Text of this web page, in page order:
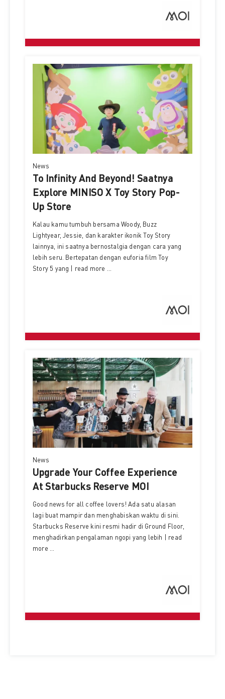
News
To Infinity And Beyond! Saatnya
Explore MINISO X Toy Story Pop-
Up Store
Kalau kamu tumbuh bersama Woody, Buzz
Lightyear, Jessie, dan karakter ikonik Toy Story
lainnya, ini saatnya bernostalgia dengan cara yang
lebih seru. Bertepatan dengan euforia film Toy
Story 5 yang | read more ...
News
Upgrade Your Coffee Experience
At Starbucks Reserve MOI
Good news for all coffee lovers! Ada satu alasan
lagi buat mampir dan menghabiskan waktu di sini.
Starbucks Reserve kini resmi hadir di Ground Floor,
menghadirkan pengalaman ngopi yang lebih | read
more ...